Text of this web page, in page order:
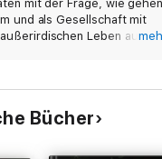
mit der Frage, wie gehen
und als Gesellschaft mit
Leben auf
das konstruierte Happy End
Beziehungen der
Bücher